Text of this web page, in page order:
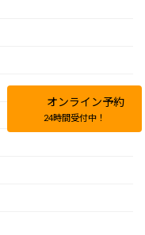
オンライン予約
24時間受付中！